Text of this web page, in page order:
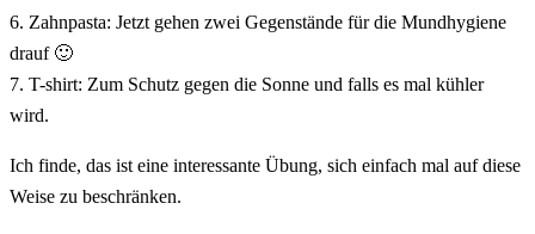
6. Zahnpasta: Jetzt gehen zwei Gegenstände für die Mundhygiene
drauf 🙂
7. T-shirt: Zum Schutz gegen die Sonne und falls es mal kühler
wird.
Ich finde, das ist eine interessante Übung, sich einfach mal auf diese
Weise zu beschränken.